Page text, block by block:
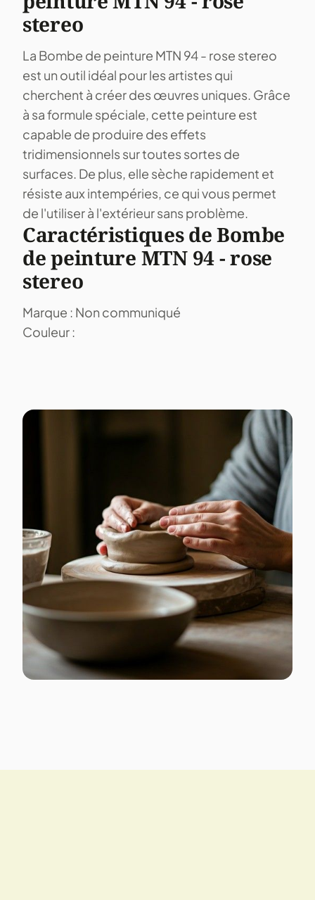
stereo
La Bombe de peinture MTN 94 - rose stereo
est un outil idéal pour les artistes qui
cherchent à créer des œuvres uniques. Grâce
à sa formule spéciale, cette peinture est
capable de produire des effets
tridimensionnels sur toutes sortes de
surfaces. De plus, elle sèche rapidement et
résiste aux intempéries, ce qui vous permet
de l'utiliser à l'extérieur sans problème.
Caractéristiques de Bombe
de peinture MTN 94 - rose
stereo
Marque : Non communiqué
Couleur :